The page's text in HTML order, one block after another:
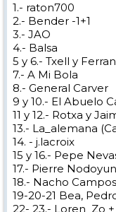
1.- raton700
2.- Bender -1+1
3.- JAO
4.- Balsa
5 y 6.- Txell y Ferran
7.- A Mi Bola
8.- General Carver
9 y 10.- El Abuelo
11 y 12.- Rotxa y
13.- La_alemana
14. - j.lacroix
15 y 16.- Pepe
17.- Pierre
18.- Nacho Campos
19-20-21 Bea,
22- 23.- Loren_Zo